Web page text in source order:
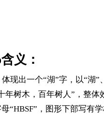
义：
现出一个“湖”字，以“湖
年树木，百年树人”，整
“HBSF”，图形下部写有学